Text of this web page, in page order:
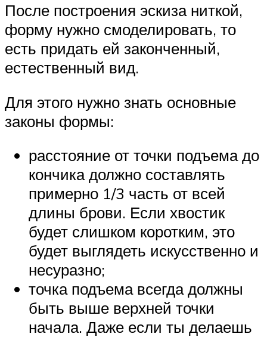
После построения эскиза ниткой,
форму нужно смоделировать, то
есть придать ей законченный,
естественный вид.
Для этого нужно знать основные
законы формы:
расстояние от точки подъема до
кончика должно составлять
примерно 1/3 часть от всей
длины брови. Если хвостик
будет слишком коротким, это
будет выглядеть искусственно и
несуразно;
точка подъема всегда должны
быть выше верхней точки
начала. Даже если ты делаешь